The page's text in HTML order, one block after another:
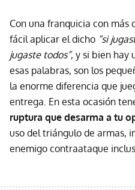
Con una franquicia con más
fácil aplicar el dicho “si
jugaste todos”, y si bien hay
esas palabras, son los
la enorme diferencia que
entrega. En esta ocasión
ruptura que desarma a tu
uso del triángulo de armas,
enemigo contraataque